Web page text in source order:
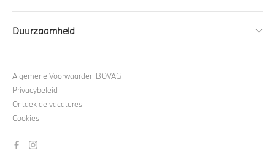
Duurzaamheid
Algemene Voorwaarden BOVAG
Privacybeleid
Ontdek de vacatures
Cookies